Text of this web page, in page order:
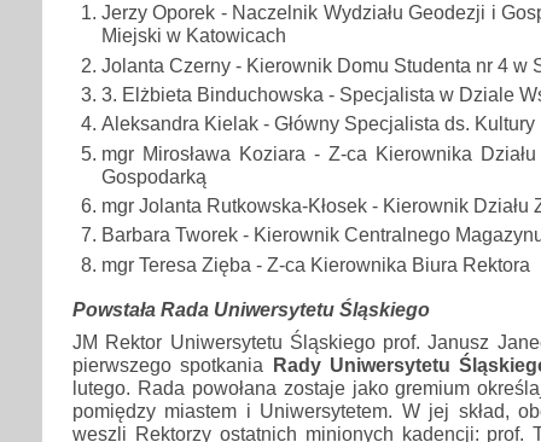
Jerzy Oporek - Naczelnik Wydziału Geodezji i
Miejski w Katowicach
Jolanta Czerny - Kierownik Domu Studenta nr 4 w
3. Elżbieta Binduchowska - Specjalista w Dziale
Aleksandra Kielak - Główny Specjalista ds.
mgr Mirosława Koziara - Z-ca Kierownika
Gospodarką
mgr Jolanta Rutkowska-Kłosek - Kierownik Działu
Barbara Tworek - Kierownik Centralnego
mgr Teresa Zięba - Z-ca Kierownika Biura Rektora
Powstała Rada Uniwersytetu Śląskiego
JM Rektor Uniwersytetu Śląskiego prof. Janusz
pierwszego spotkania Rady Uniwersytetu
lutego. Rada powołana zostaje jako gremium
pomiędzy miastem i Uniwersytetem. W jej skład,
weszli Rektorzy ostatnich minionych kadencji: prof.